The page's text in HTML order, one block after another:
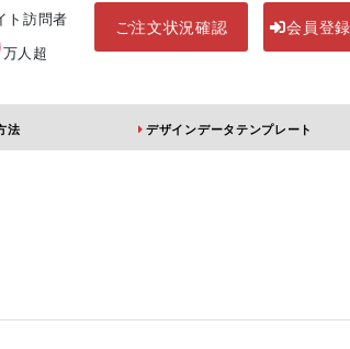
ト訪問者
万人超
ご注文状況確認 会員登
法 デザインデータテンプレート